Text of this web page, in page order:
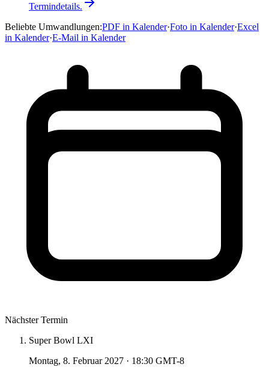
Termindetails.
Beliebte Umwandlungen:PDF in Kalender·Foto in Kalender·Excel
in Kalender·E-Mail in Kalender
Nächster Termin
Super Bowl LXI
Montag, 8. Februar 2027 · 18:30 GMT-8